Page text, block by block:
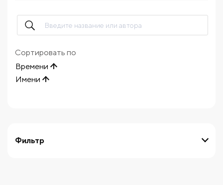
Фильтр
Сортировать по
Времени
Имени